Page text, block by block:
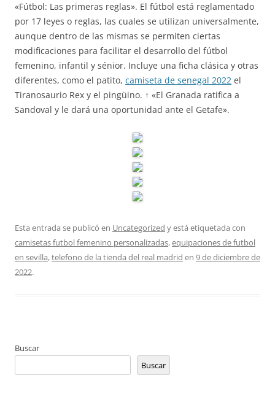
«Fútbol: Las primeras reglas». El fútbol está reglamentado
por 17 leyes o reglas, las cuales se utilizan universalmente,
aunque dentro de las mismas se permiten ciertas
modificaciones para facilitar el desarrollo del fútbol
femenino, infantil y sénior. Incluye una ficha clásica y otras
diferentes, como el patito, camiseta de senegal 2022 el
Tiranosaurio Rex y el pingüino. ↑ «El Granada ratifica a
Sandoval y le dará una oportunidad ante el Getafe».
Esta entrada se publicó en Uncategorized y está etiquetada con
camisetas futbol femenino personalizadas,equipaciones de futbol
en sevilla,telefono de la tienda del real madrid en 9 de diciembre de
2022.
Buscar
Buscar